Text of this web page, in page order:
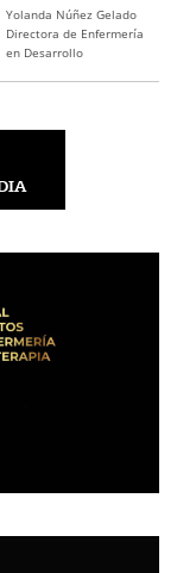
Yolanda Núñez Gelado
Directora de Enfermería
en Desarrollo